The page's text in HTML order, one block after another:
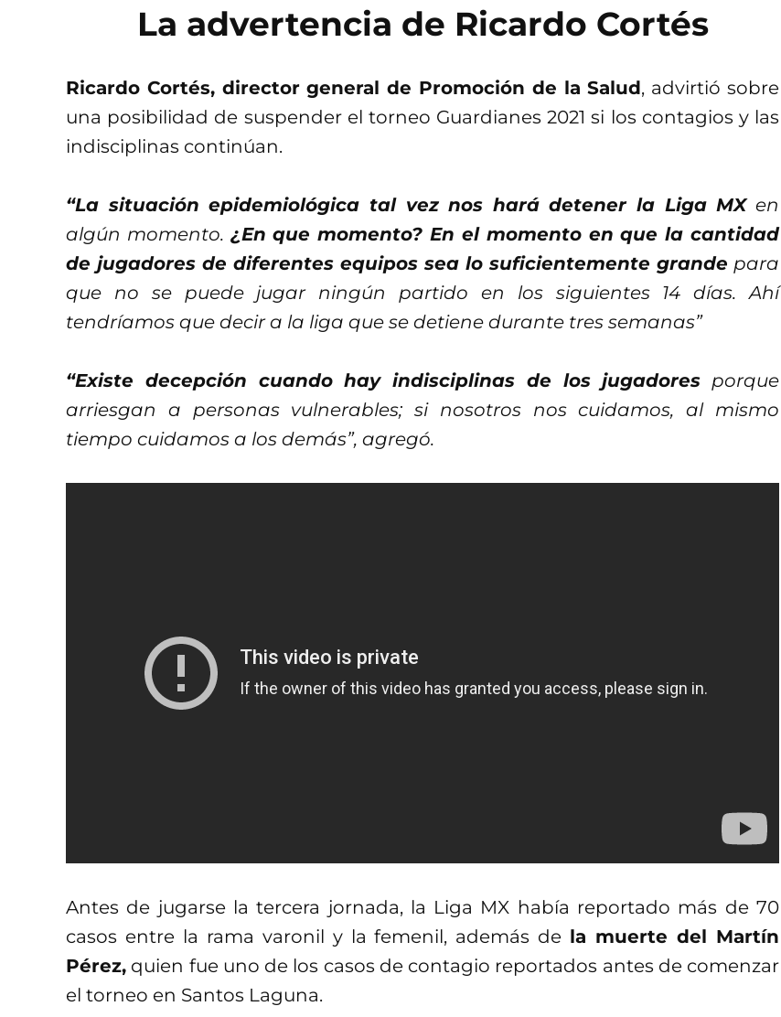
La advertencia de Ricardo Cortés
Ricardo Cortés, director general de Promoción de la Salud, advirtió sobre
una posibilidad de suspender el torneo Guardianes 2021 si los contagios y las
indisciplinas continúan.
“La situación epidemiológica tal vez nos hará detener la Liga MXen
algún momento. ¿En que momento? En el momento en que la cantidad
de jugadores de diferentes equipos sea lo suficientemente grande para
que no se puede jugar ningún partido en los siguientes 14 días. Ahí
tendríamos que decir a la liga que se detiene durante tres semanas”
“Existe decepción cuando hay indisciplinas de los jugadores porque
arriesgan a personas vulnerables; si nosotros nos cuidamos, al mismo
tiempo cuidamos a los demás”, agregó.
Antes de jugarse la tercera jornada, la Liga MX había reportado más de 70
casos entre la rama varonil y la femenil, además de la muerte del Martín
Pérez, quien fue uno de los casos de contagio reportados antes de comenzar
el torneo en Santos Laguna.